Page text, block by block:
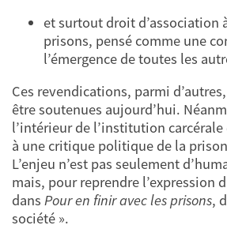
et surtout droit d’association
prisons, pensé comme une
l’émergence de toutes les
Ces revendications, parmi
être soutenues aujourd’hui.
l’intérieur de l’institution
à une critique politique de la
L’enjeu n’est pas seulement
mais, pour reprendre l’expression
dans Pour en finir avec les prisons,
société ».